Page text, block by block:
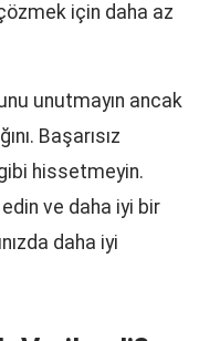
için daha az
unutmayın ancak
Başarısız
hissetmeyin.
ve daha iyi bir
daha iyi